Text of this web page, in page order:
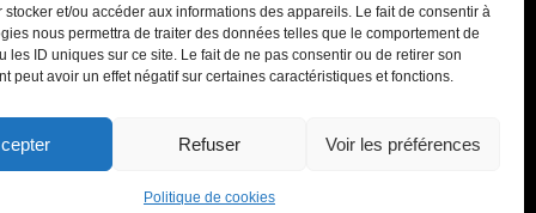
stocker et/ou accéder aux informations des appareils. Le fait de consentir à
nous permettra de traiter des données telles que le comportement de
les ID uniques sur ce site. Le fait de ne pas consentir ou de retirer son
peut avoir un effet négatif sur certaines caractéristiques et fonctions.
Refuser Voir les préférences
Politique de cookies
Ce site a été réalisé dans une démarche d’éco-
conception parLes Raisonné•e•setLMSYS